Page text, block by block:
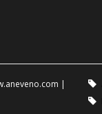
|